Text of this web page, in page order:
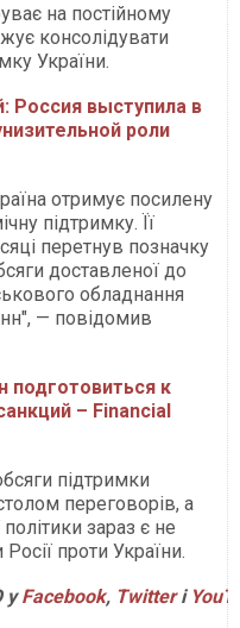
на постійному
консолідувати
України.
Россия выступила в
роли
отримує посилену
підтримку. Її
перетнув позначку
доставленої до
обладнання
— повідомив
подготовиться к
– Financial
підтримки
переговорів, а
зараз є не
проти України.
уFacebook, Twitterі